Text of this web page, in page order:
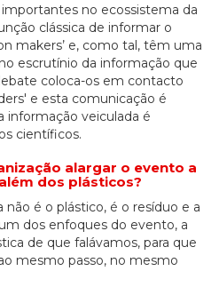
no ecossistema da
clássica de informar o
makers’ e, como tal, têm uma
escrutínio da informação que
coloca-os em contacto
e esta comunicação é
informação veiculada é
científicos.
alargar o evento a
dos plásticos?
é o plástico, é o resíduo e a
dos enfoques do evento, a
de que falávamos, para que
mesmo passo, no mesmo